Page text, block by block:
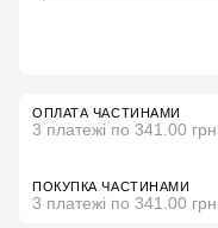
ОПЛАТА ЧАСТИНАМИ
3 платежі по 341.00 грн
ПОКУПКА ЧАСТИНАМИ
3 платежі по 341.00 грн